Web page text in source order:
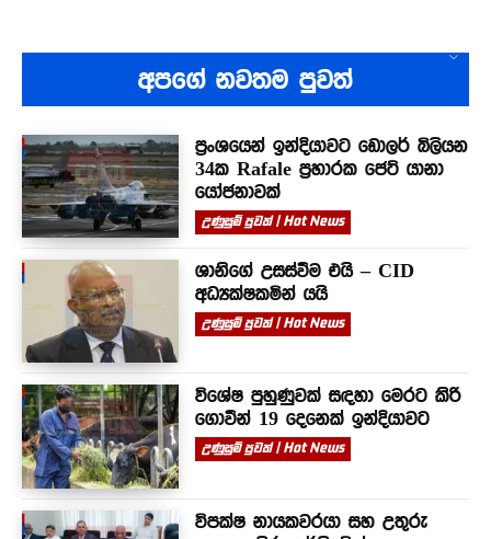
අපගේ නවතම පුවත්
ප්‍රංශයෙන් ඉන්දියාවට ඩොලර් බිලියන
34ක Rafale ප්‍රහාරක ජෙට් යානා
යෝජනාවක්
උණුසුම් පුවත් | Hot News
ශානිගේ උසස්වීම එයි – CID
අධ්‍යක්ෂකමින් යයි
උණුසුම් පුවත් | Hot News
විශේෂ පුහුණුවක් සඳහා මෙරට කිරි
ගොවීන් 19 දෙනෙක් ඉන්දියාවට
උණුසුම් පුවත් | Hot News
විපක්ෂ නායකවරයා සහ උතුරු